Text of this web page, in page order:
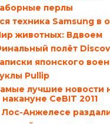
перлы
техника Samsung в
животных: Вдвоем
полёт
японского
Pullip
лучшие новости
накануне CeBIT 2011
Лос-Анжелесе